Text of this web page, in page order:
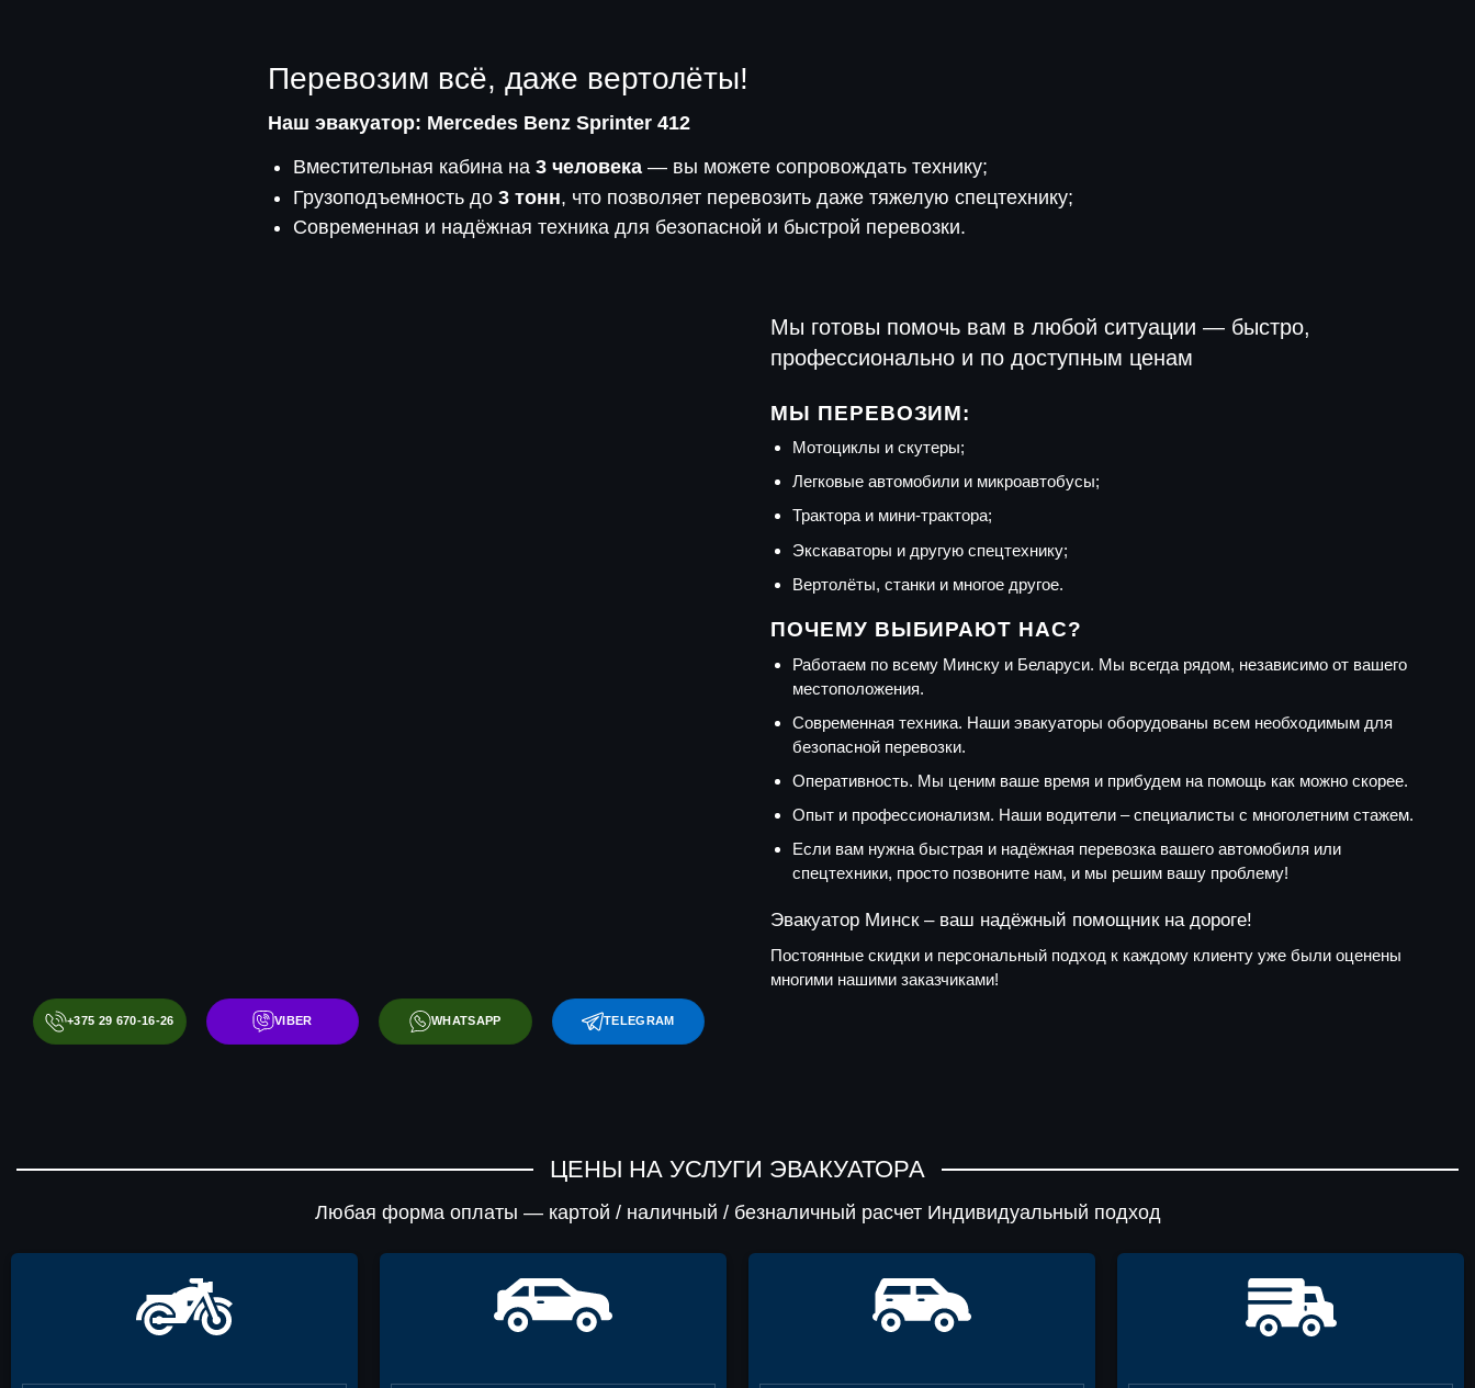
Перевозим всё, даже вертолёты!
Наш эвакуатор: Mercedes Benz Sprinter 412
Вместительная кабина на 3 человека— вы можете сопровождать технику;
Грузоподъемность до 3 тонн, что позволяет перевозить даже тяжелую спецтехнику;
Современная и надёжная техника для безопасной и быстрой перевозки.
+375 29 670-16-26 VIBER WHATSAPP TELEGRAM
Мы готовы помочь вам в любой ситуации — быстро,
профессионально и по доступным ценам
МЫ ПЕРЕВОЗИМ:
Мотоциклы и скутеры;
Легковые автомобили и микроавтобусы;
Трактора и мини-трактора;
Экскаваторы и другую спецтехнику;
Вертолёты, станки и многое другое.
ПОЧЕМУ ВЫБИРАЮТ НАС?
Работаем по всему Минску и Беларуси. Мы всегда рядом, независимо от вашего
местоположения.
Современная техника. Наши эвакуаторы оборудованы всем необходимым для
безопасной перевозки.
Оперативность. Мы ценим ваше время и прибудем на помощь как можно скорее.
Опыт и профессионализм. Наши водители – специалисты с многолетним стажем.
Если вам нужна быстрая и надёжная перевозка вашего автомобиля или
спецтехники, просто позвоните нам, и мы решим вашу проблему!
Эвакуатор Минск – ваш надёжный помощник на дороге!
Постоянные скидки и персональный подход к каждому клиенту уже были оценены
многими нашими заказчиками!
ЦЕНЫ НА УСЛУГИ ЭВАКУАТОРА
Любая форма оплаты — картой / наличный / безналичный расчет Индивидуальный подход